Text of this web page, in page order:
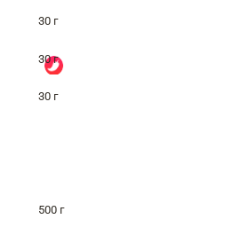
30 г
30 г
30 г
500 г